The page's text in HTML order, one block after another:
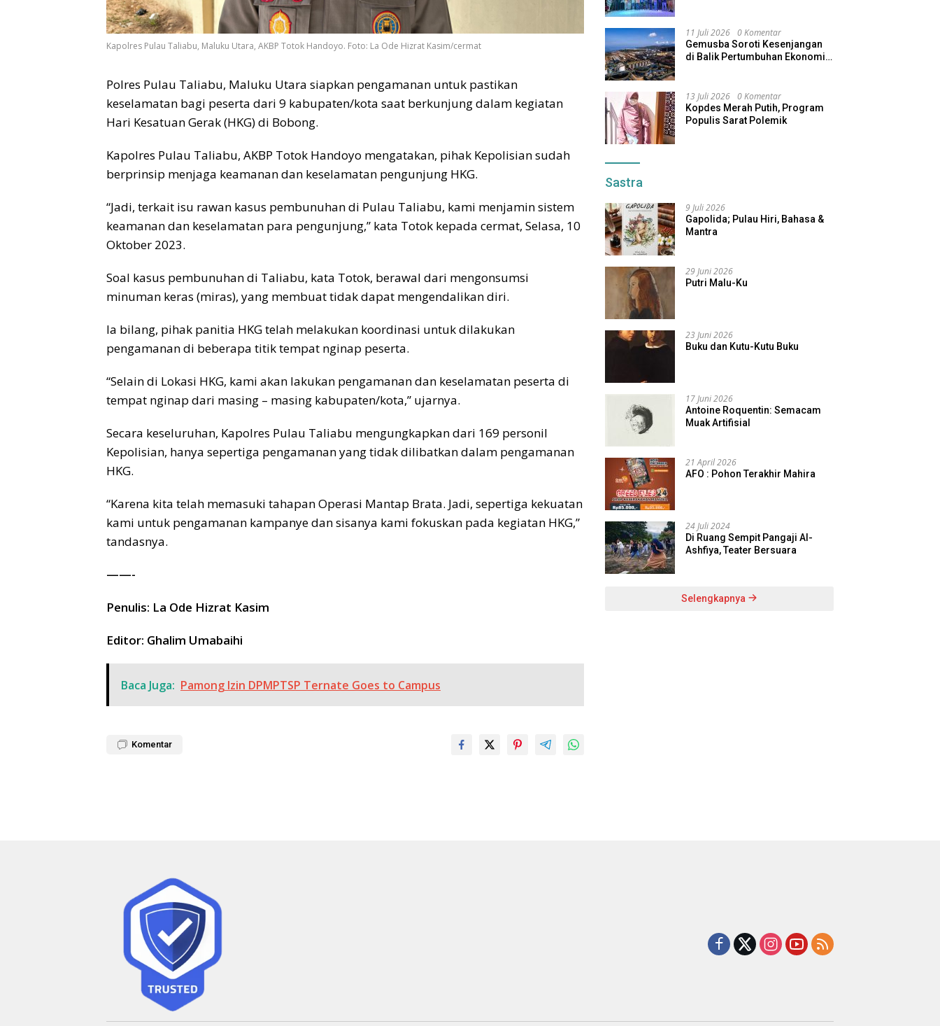
Kapolres Pulau Taliabu, Maluku Utara, AKBP Totok Handoyo. Foto: La Ode Hizrat Kasim/cermat
Polres Pulau Taliabu, Maluku Utara siapkan pengamanan untuk pastikan
keselamatan bagi peserta dari 9 kabupaten/kota saat berkunjung dalam kegiatan
Hari Kesatuan Gerak (HKG) di Bobong.
Kapolres Pulau Taliabu, AKBP Totok Handoyo mengatakan, pihak Kepolisian sudah
berprinsip menjaga keamanan dan keselamatan pengunjung HKG.
“Jadi, terkait isu rawan kasus pembunuhan di Pulau Taliabu, kami menjamin sistem
keamanan dan keselamatan para pengunjung,” kata Totok kepada cermat, Selasa, 10
Oktober 2023.
Soal kasus pembunuhan di Taliabu, kata Totok, berawal dari mengonsumsi
minuman keras (miras), yang membuat tidak dapat mengendalikan diri.
Ia bilang, pihak panitia HKG telah melakukan koordinasi untuk dilakukan
pengamanan di beberapa titik tempat nginap peserta.
“Selain di Lokasi HKG, kami akan lakukan pengamanan dan keselamatan peserta di
tempat nginap dari masing – masing kabupaten/kota,” ujarnya.
Secara keseluruhan, Kapolres Pulau Taliabu mengungkapkan dari 169 personil
Kepolisian, hanya sepertiga pengamanan yang tidak dilibatkan dalam pengamanan
HKG.
“Karena kita telah memasuki tahapan Operasi Mantap Brata. Jadi, sepertiga kekuatan
kami untuk pengamanan kampanye dan sisanya kami fokuskan pada kegiatan HKG,”
tandasnya.
——-
Penulis: La Ode Hizrat Kasim
Editor: Ghalim Umabaihi
Baca Juga: Pamong Izin DPMPTSP Ternate Goes to Campus
Komentar
11 Juli 2026 0 Komentar
Gemusba Soroti Kesenjangan
di Balik Pertumbuhan Ekonomi
13 Juli 2026 0 Komentar
Kopdes Merah Putih, Program
Populis Sarat Polemik
Sastra
9 Juli 2026
Gapolida; Pulau Hiri, Bahasa &
Mantra
29 Juni 2026
Putri Malu-Ku
23 Juni 2026
Buku dan Kutu-Kutu Buku
17 Juni 2026
Antoine Roquentin: Semacam
Muak Artifisial
21 April 2026
AFO : Pohon Terakhir Mahira
24 Juli 2024
Di Ruang Sempit Pangaji Al-
Ashfiya, Teater Bersuara
Selengkapnya